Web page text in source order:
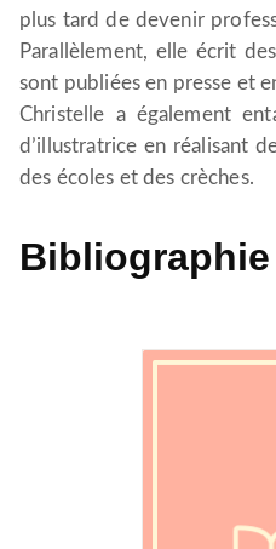
plus tard de devenir
Parallèlement, elle écrit
sont publiées en presse et
Christelle a également
d’illustratrice en réalisant
des écoles et des crèches.
Bibliographie